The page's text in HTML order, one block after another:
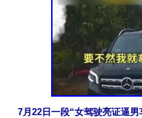
7月22日一段“女驾驶亮证逼